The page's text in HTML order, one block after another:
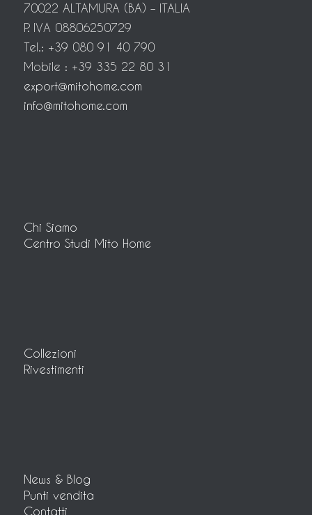
70022 ALTAMURA (BA) – ITALIA
P. IVA 08806250729
Tel.: +39 080 91 40 790
Mobile : +39 335 22 80 31
export@mitohome.com
info@mitohome.com
Chi Siamo
Centro Studi Mito Home
Collezioni
Rivestimenti
News & Blog
Punti vendita
Contatti